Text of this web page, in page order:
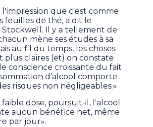
l'impression que c'est comme
feuilles de thé, a dit le
Stockwell. Il y a tellement de
mène ses études à sa
au fil du temps, les choses
plus claires (et) on constate
conscience croissante du fait
d’alcool comporte
risques non négligeables.»
dose, poursuit-il, l'alcool
aucun bénéfice net, même
par jour».